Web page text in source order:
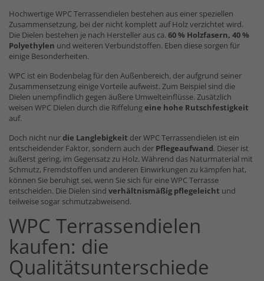
Hochwertige WPC Terrassendielen bestehen aus einer speziellen
Zusammensetzung, bei der nicht komplett auf Holz verzichtet wird.
Die Dielen bestehen je nach Hersteller aus ca. 60 % Holzfasern, 40 %
Polyethylen und weiteren Verbundstoffen. Eben diese sorgen für
einige Besonderheiten.
WPC ist ein Bodenbelag für den Außenbereich, der aufgrund seiner
Zusammensetzung einige Vorteile aufweist. Zum Beispiel sind die
Dielen unempfindlich gegen äußere Umwelteinflüsse. Zusätzlich
weisen WPC Dielen durch die Riffelungeine hohe Rutschfestigkeit
auf.
Doch nicht nurdie Langlebigkeit der WPC Terrassendielen ist ein
entscheidender Faktor, sondern auch der Pflegeaufwand. Dieser ist
äußerst gering, im Gegensatz zu Holz. Während das Naturmaterial mit
Schmutz, Fremdstoffen und anderen Einwirkungen zu kämpfen hat,
können Sie beruhigt sei, wenn Sie sich für eine WPC Terrasse
entscheiden. Die Dielen sind verhältnismäßig pflegeleicht und
teilweise sogar schmutzabweisend.
WPC Terrassendielen
kaufen: die
Qualitätsunterschiede